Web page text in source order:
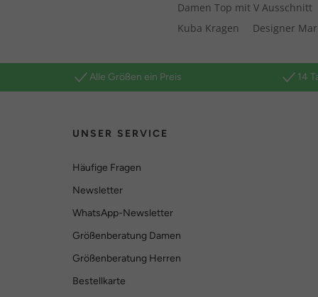
Damen Top mit V Ausschnitt
Kuba Kragen
Designer
Alle Größen ein Preis 14
UNSER SERVICE
Häufige Fragen
Newsletter
WhatsApp-Newsletter
Größenberatung Damen
Größenberatung Herren
Bestellkarte